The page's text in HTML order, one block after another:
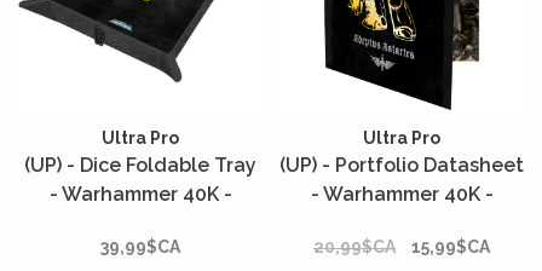
Ultra Pro
(UP) - Dice Foldable Tray
- Warhammer 40K -
39,99$CA
Ultra Pro
(UP) - Portfolio Datasheet
- Warhammer 40K -
Astartes*
20,99$CA 15,99$CA